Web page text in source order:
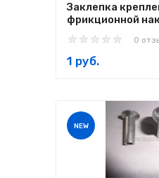
Заклепка
фрикционной
0
1 руб.
NEW